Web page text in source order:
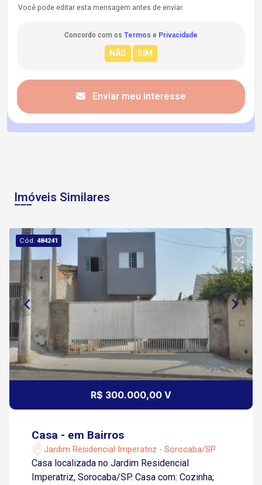
Você pode editar esta mensagem antes de enviar.
Concordo com os Termos e Privacidade
Enviar meu interesse
Imóveis Similares
Cód.484241
R$ 300.000,00 V
Casa - em Bairros
Jardim Residencial Imperatriz - Sorocaba/SP
Casa localizada no Jardim Residencial
Imperatriz, Sorocaba/SP. Casa com: Cozinha;